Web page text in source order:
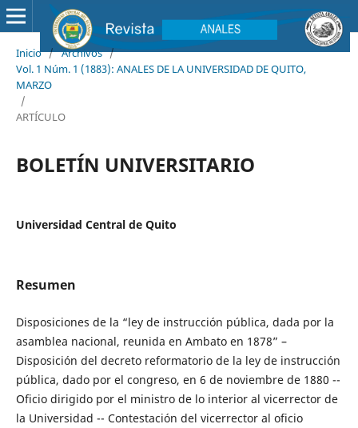
Inicio / Archivos /
Vol. 1 Núm. 1 (1883): ANALES DE LA UNIVERSIDAD DE QUITO,
MARZO
/
ARTÍCULO
BOLETÍN UNIVERSITARIO
Universidad Central de Quito
Resumen
Disposiciones de la “ley de instrucción pública, dada por la
asamblea nacional, reunida en Ambato en 1878” –
Disposición del decreto reformatorio de la ley de instrucción
pública, dado por el congreso, en 6 de noviembre de 1880 --
Oficio dirigido por el ministro de lo interior al vicerrector de
la Universidad -- Contestación del vicerrector al oficio